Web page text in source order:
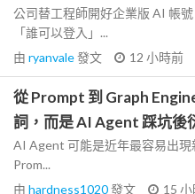
公司替工程師開好企業版 AI 帳
「誰可以登入」...
由 ryanvale發文 12 小時前
從 Prompt 到 Graph
詞，而是 AI Agent 踩坑後
AI Agent 可能是近年最容易出
Prom...
由 hardness1020發文 15